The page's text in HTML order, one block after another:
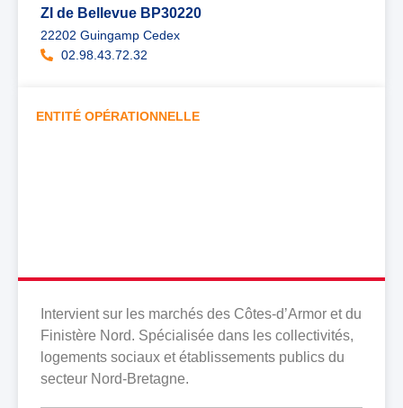
ZI de Bellevue BP30220
22202 Guingamp Cedex
02.98.43.72.32
ENTITÉ OPÉRATIONNELLE
Intervient sur les marchés des Côtes-d’Armor et du
Finistère Nord. Spécialisée dans les collectivités,
logements sociaux et établissements publics du
secteur Nord-Bretagne.